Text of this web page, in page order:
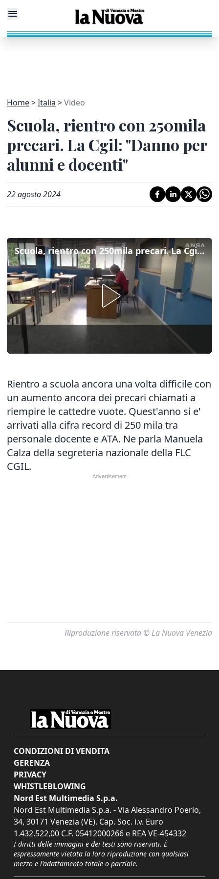
Home Italia Video
Scuola, rientro con 250mila
precari. La Cgil: "Danno per
alunni e docenti"
22 agosto 2024
Scuola, rientro con 250mila precari. La Cgil: "Danno per alunni e docenti"
Rientro a scuola ancora una volta difficile con
un aumento ancora dei precari chiamati a
riempire le cattedre vuote. Quest'anno si e'
arrivati alla cifra record di 250 mila tra
personale docente e ATA. Ne parla Manuela
Calza della segreteria nazionale della FLC
CGIL.
Riproduzione riservata © La Nuova Venezia
CONDIZIONI DI VENDITA
GERENZA
PRIVACY
WHISTLEBLOWING
Nord Est Multimedia S.p.a.
Nord Est Multimedia S.p.a. - Via Alessandro Poerio,
34, 30171 Venezia (VE). Cap. Soc. i.v. Euro
1.432.522,00 C.F. 05412000266 e REA VE-454332
I diritti delle immagini e dei testi sono riservati. È
espressamente vietata la loro riproduzione con qualsiasi
mezzo e l'adattamento totale o parziale.